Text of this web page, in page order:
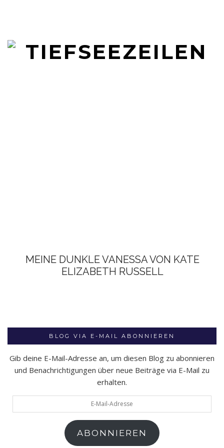
MEINE DUNKLE VANESSA VON KATE
ELIZABETH RUSSELL
BLOG VIA E-MAIL ABONNIEREN
Gib deine E-Mail-Adresse an, um diesen Blog zu abonnieren
und Benachrichtigungen über neue Beiträge via E-Mail zu
erhalten.
Mail-
ABONNIEREN